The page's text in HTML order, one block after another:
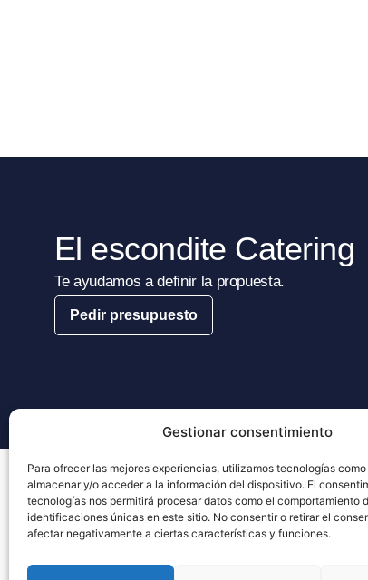
Gestionar consentimiento
Para ofrecer las mejores experiencias, utilizamos tecnologías
almacenar y/o acceder a la información del dispositivo. El
tecnologías nos permitirá procesar datos como el comportamiento
identificaciones únicas en este sitio. No consentir o retirar el
afectar negativamente a ciertas características y funciones.
El escondite Catering
Te ayudamos a definir la propuesta.
Pedir presupuesto
2026 © El Escondite Catering | Todos los derechos